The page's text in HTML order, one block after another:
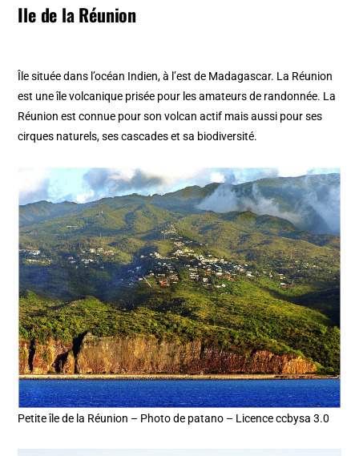
Ile de la Réunion
Île située dans l’océan Indien, à l’est de Madagascar. La Réunion
est une île volcanique prisée pour les amateurs de randonnée. La
Réunion est connue pour son volcan actif mais aussi pour ses
cirques naturels, ses cascades et sa biodiversité.
Petite île de la Réunion – Photo de patano – Licence ccbysa 3.0